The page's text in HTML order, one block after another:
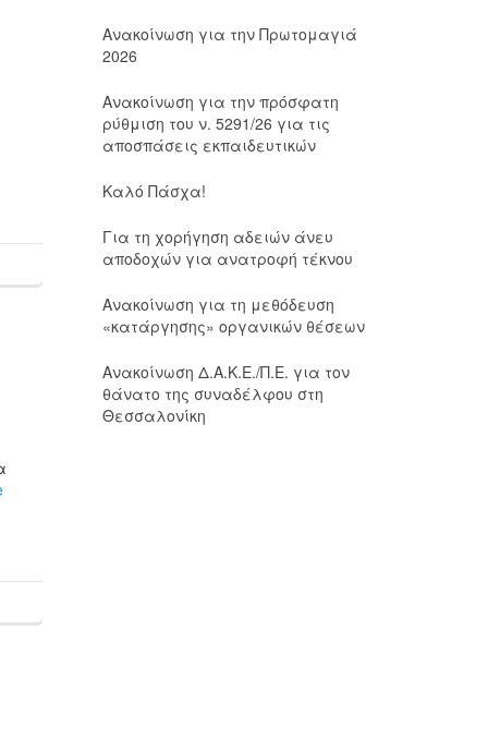
Ανακοίνωση για την Πρωτομαγιά
2026
Ανακοίνωση για την πρόσφατη
ρύθμιση του ν. 5291/26 για τις
αποσπάσεις εκπαιδευτικών
Καλό Πάσχα!
Για τη χορήγηση αδειών άνευ
αποδοχών για ανατροφή τέκνου
Ανακοίνωση για τη μεθόδευση
«κατάργησης» οργανικών θέσεων
Ανακοίνωση Δ.Α.Κ.Ε./Π.Ε. για τον
θάνατο της συναδέλφου στη
Θεσσαλονίκη